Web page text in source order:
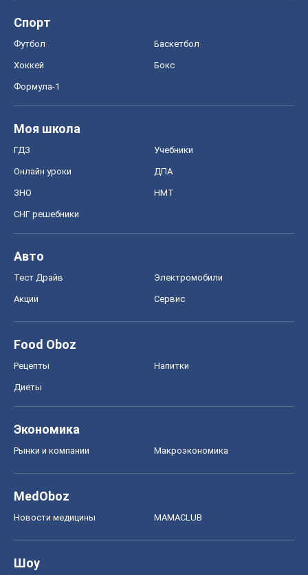
Спорт
Футбол Баскетбол
Хоккей Бокс
Формула-1
Моя школа
ГДЗ Учебники
Онлайн уроки ДПА
ЗНО НМТ
СНГ решебники
Авто
Тест Драйв Электромобили
Акции Сервис
Food Oboz
Рецепты Напитки
Диеты
Экономика
Рынки и компании Mакроэкономика
MedOboz
Новости медицины MAMACLUB
Шоу